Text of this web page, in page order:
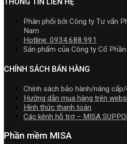
doanh
nghiệp
hợp
nhất
mới
2026
Phân phối bởi Công ty Tư vấn
Nam
Hotline: 0934.688.991
Sản phẩm của Công ty Cổ
CHÍNH SÁCH BÁN HÀNG
Chính sách bảo hành/nâng
Hướng dẫn mua hàng trên
Hình thức thanh toán
Các kênh hỗ trợ – MISA
Phần mềm MISA